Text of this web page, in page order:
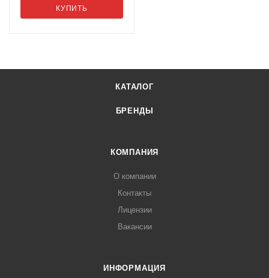
КУПИТЬ
КАТАЛОГ
БРЕНДЫ
КОМПАНИЯ
О компании
Контакты
Лицензии
Вакансии
ИНФОРМАЦИЯ